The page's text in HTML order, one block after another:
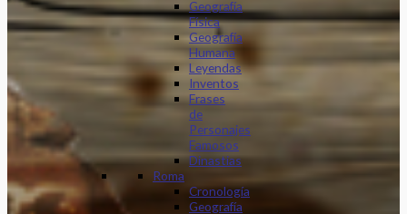
Geografía
Física
Geografía
Humana
Leyendas
Inventos
Frases
de
Personajes
Famosos
Dinastias
Roma
Cronología
Geografía